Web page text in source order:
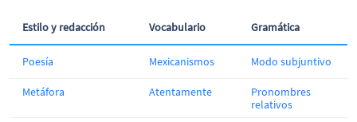
Estilo y redacción Vocabulario Gramática
Poesía Mexicanismos Modo subjuntivo
Metáfora Atentamente
Pronombres
relativos